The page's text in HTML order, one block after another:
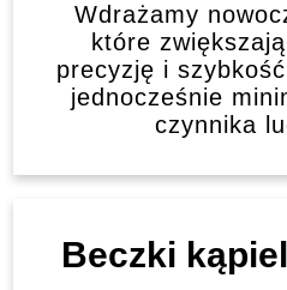
Wdrażamy
które
precyzję i
jednocześnie
czynnika
Beczki